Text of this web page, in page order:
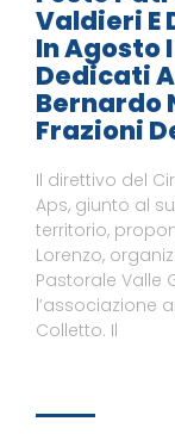
Valdieri E
In Agosto
Dedicati A
Bernardo
Frazioni
Il direttivo del
Aps, giunto al
territorio,
Lorenzo,
Pastorale Valle
l’associazione
Colletto. Il